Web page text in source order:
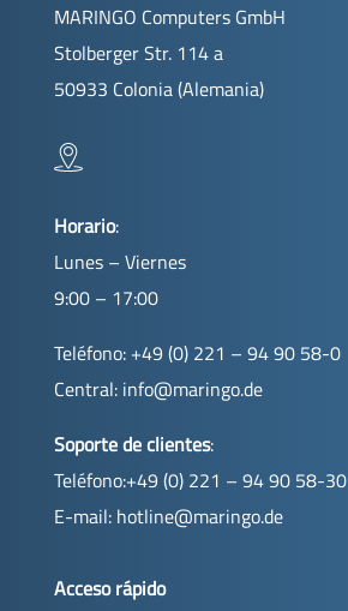
MARINGO Computers GmbH
Stolberger Str. 114 a
50933 Colonia (Alemania)
Horario:
Lunes – Viernes
9:00 – 17:00
Teléfono: +49 (0) 221 – 94 90 58-0
Central: info@maringo.de
Soporte de clientes:
Teléfono:+49 (0) 221 – 94 90 58-30
E-mail: hotline@maringo.de
Acceso rápido